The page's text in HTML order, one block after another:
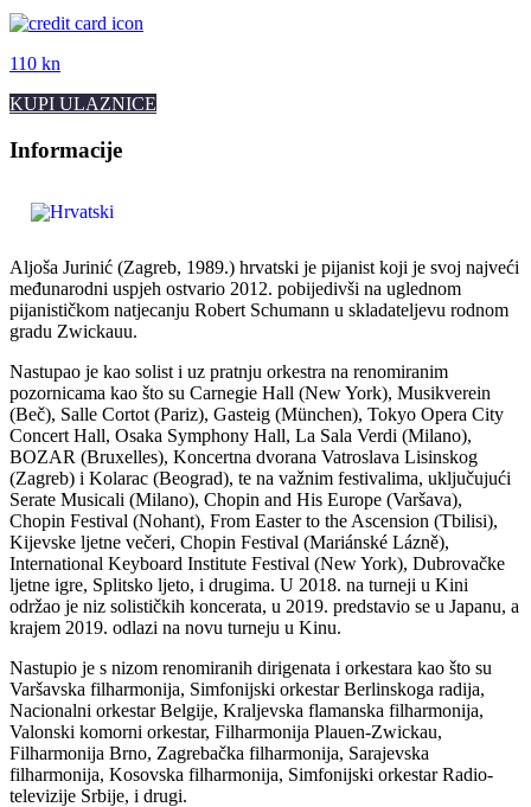
110 kn
KUPI ULAZNICE
Informacije
Aljoša Jurinić (Zagreb, 1989.) hrvatski je pijanist koji je svoj najveći
međunarodni uspjeh ostvario 2012. pobijedivši na uglednom
pijanističkom natjecanju Robert Schumann u skladateljevu rodnom
gradu Zwickauu.
Nastupao je kao solist i uz pratnju orkestra na renomiranim
pozornicama kao što su Carnegie Hall (New York), Musikverein
(Beč), Salle Cortot (Pariz), Gasteig (München), Tokyo Opera City
Concert Hall, Osaka Symphony Hall, La Sala Verdi (Milano),
BOZAR (Bruxelles), Koncertna dvorana Vatroslava Lisinskog
(Zagreb) i Kolarac (Beograd), te na važnim festivalima, uključujući
Serate Musicali (Milano), Chopin and His Europe (Varšava),
Chopin Festival (Nohant), From Easter to the Ascension (Tbilisi),
Kijevske ljetne večeri, Chopin Festival (Mariánské Lázně),
International Keyboard Institute Festival (New York), Dubrovačke
ljetne igre, Splitsko ljeto, i drugima. U 2018. na turneji u Kini
održao je niz solističkih koncerata, u 2019. predstavio se u Japanu, a
krajem 2019. odlazi na novu turneju u Kinu.
Nastupio je s nizom renomiranih dirigenata i orkestara kao što su
Varšavska filharmonija, Simfonijski orkestar Berlinskoga radija,
Nacionalni orkestar Belgije, Kraljevska flamanska filharmonija,
Valonski komorni orkestar, Filharmonija Plauen-Zwickau,
Filharmonija Brno, Zagrebačka filharmonija, Sarajevska
filharmonija, Kosovska filharmonija, Simfonijski orkestar Radio-
televizije Srbije, i drugi.